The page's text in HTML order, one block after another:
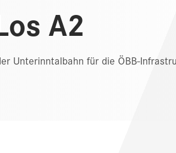
A2
Unterinntalbahn für die ÖBB-